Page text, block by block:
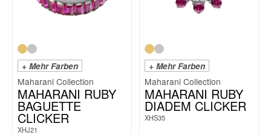
+ Mehr Farben
Maharani Collection
MAHARANI RUBY
BAGUETTE
CLICKER
XHJ21
+ Mehr Farben
Maharani Collection
MAHARANI RUBY
DIADEM CLICKER
XHS35